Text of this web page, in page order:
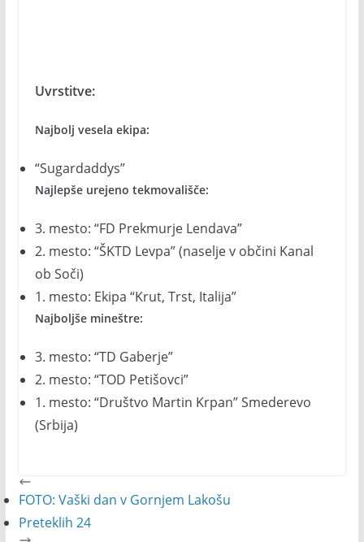
Uvrstitve:
Najbolj vesela ekipa:
“Sugardaddys”
Najlepše urejeno tekmovališče:
3. mesto: “FD Prekmurje Lendava”
2. mesto: “ŠKTD Levpa” (naselje v občini Kanal
ob Soči)
1. mesto: Ekipa “Krut, Trst, Italija”
Najboljše mineštre:
3. mesto: “TD Gaberje”
2. mesto: “TOD Petišovci”
1. mesto: “Društvo Martin Krpan” Smederevo
(Srbija)
FOTO: Vaški dan v Gornjem Lakošu
Preteklih 24